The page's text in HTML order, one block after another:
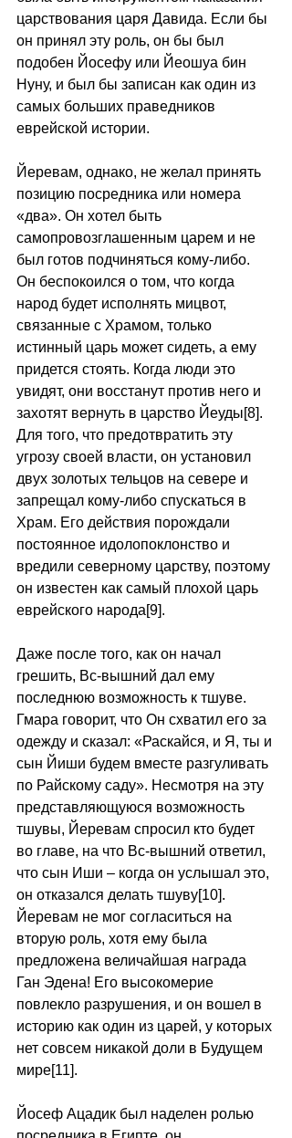
царствования царя Давида. Если бы
он принял эту роль, он бы был
подобен Йосефу или Йеошуа бин
Нуну, и был бы записан как один из
самых больших праведников
еврейской истории.
Йеревам, однако, не желал принять
позицию посредника или номера
«два». Он хотел быть
самопровозглашенным царем и не
был готов подчиняться кому-либо.
Он беспокоился о том, что когда
народ будет исполнять мицвот,
связанные с Храмом, только
истинный царь может сидеть, а ему
придется стоять. Когда люди это
увидят, они восстанут против него и
захотят вернуть в царство Йеуды[8].
Для того, что предотвратить эту
угрозу своей власти, он установил
двух золотых тельцов на севере и
запрещал кому-либо спускаться в
Храм. Его действия порождали
постоянное идолопоклонство и
вредили северному царству, поэтому
он известен как самый плохой царь
еврейского народа[9].
Даже после того, как он начал
грешить, Вс-вышний дал ему
последнюю возможность к тшуве.
Гмара говорит, что Он схватил его за
одежду и сказал: «Раскайся, и Я, ты и
сын Йиши будем вместе разгуливать
по Райскому саду». Несмотря на эту
представляющуюся возможность
тшувы, Йеревам спросил кто будет
во главе, на что Вс-вышний ответил,
что сын Иши – когда он услышал это,
он отказался делать тшуву[10].
Йеревам не мог согласиться на
вторую роль, хотя ему была
предложена величайшая награда
Ган Эдена! Его высокомерие
повлекло разрушения, и он вошел в
историю как один из царей, у которых
нет совсем никакой доли в Будущем
мире[11].
Йосеф Ацадик был наделен ролью